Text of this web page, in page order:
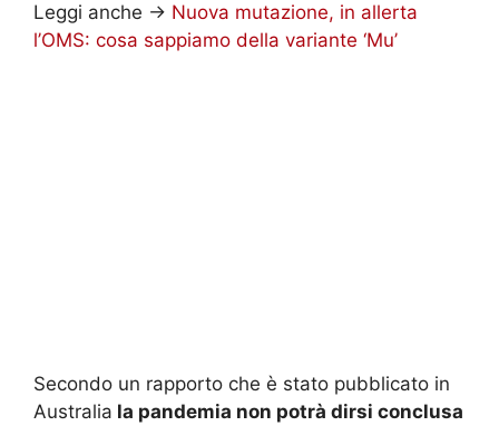
Leggi anche -> Nuova mutazione, in allerta
l’OMS: cosa sappiamo della variante ‘Mu’
Secondo un rapporto che è stato pubblicato in
Australia la pandemia non potrà dirsi conclusa